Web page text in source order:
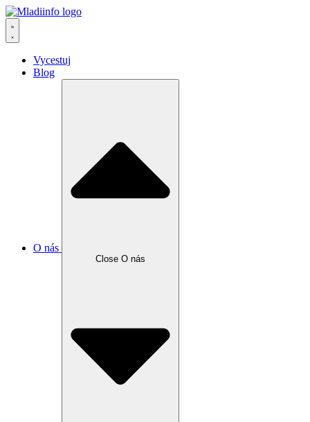
Vycestuj
Blog
O nás
Close O nás